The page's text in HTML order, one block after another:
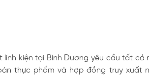
kiện tại Bình Dương yêu cầu tất
thực phẩm và hợp đồng truy xuất